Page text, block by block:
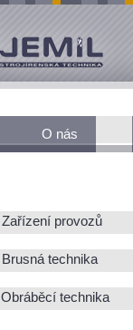
O nás
Zařízení provozů
Brusná technika
Obráběcí technika